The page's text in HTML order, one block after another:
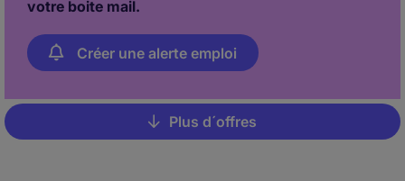
votre boite mail.
Créer une alerte emploi
Pagination
Plus d´offres